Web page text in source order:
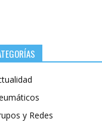
y Redes